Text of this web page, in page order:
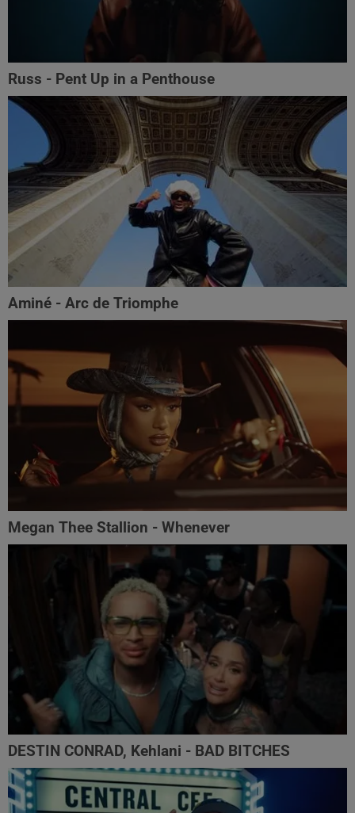
Russ - Pent Up in a Penthouse
Aminé - Arc de Triomphe
Megan Thee Stallion - Whenever
DESTIN CONRAD, Kehlani - BAD BITCHES